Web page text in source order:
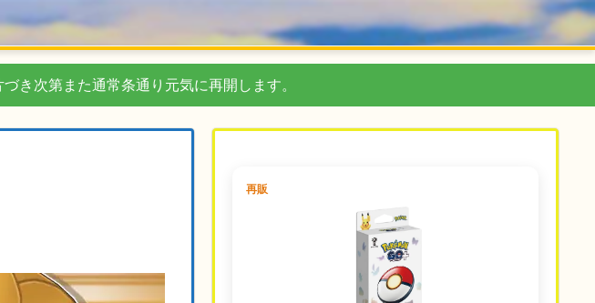
き次第また通常条通り元気に再開します。
再販